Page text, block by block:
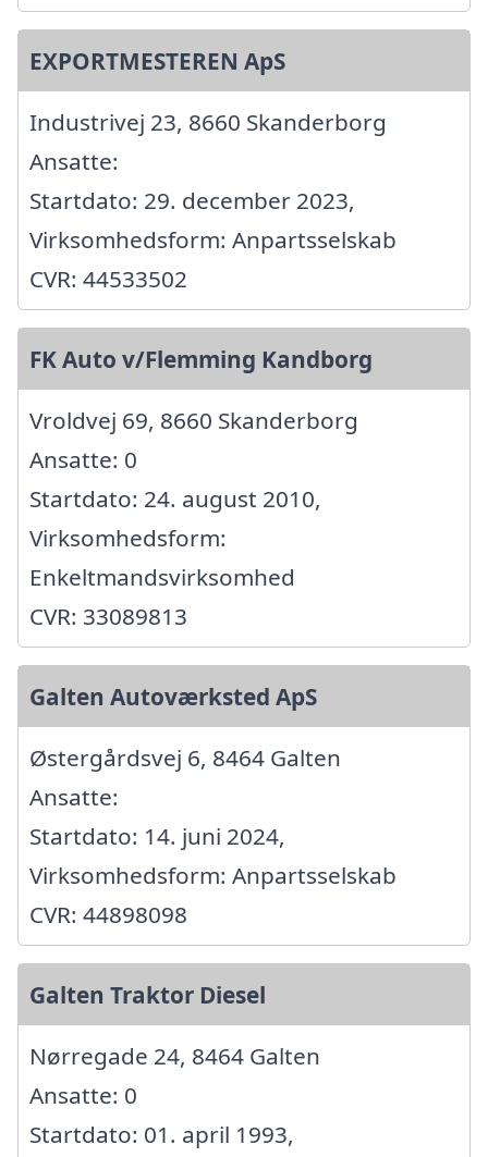
EXPORTMESTEREN ApS
Industrivej 23, 8660 Skanderborg
Ansatte:
Startdato: 29. december 2023,
Virksomhedsform: Anpartsselskab
CVR: 44533502
FK Auto v/Flemming Kandborg
Vroldvej 69, 8660 Skanderborg
Ansatte: 0
Startdato: 24. august 2010,
Virksomhedsform:
Enkeltmandsvirksomhed
CVR: 33089813
Galten Autoværksted ApS
Østergårdsvej 6, 8464 Galten
Ansatte:
Startdato: 14. juni 2024,
Virksomhedsform: Anpartsselskab
CVR: 44898098
Galten Traktor Diesel
Nørregade 24, 8464 Galten
Ansatte: 0
Startdato: 01. april 1993,